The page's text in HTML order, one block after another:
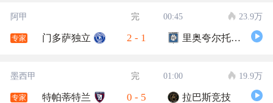
阿甲 完 00:45 23.9万
专家 门多萨独立 2 - 1 里奥夸尔托学生队
墨西甲 完 01:00 19.9万
专家 特帕蒂特兰 0 - 5 拉巴斯竞技